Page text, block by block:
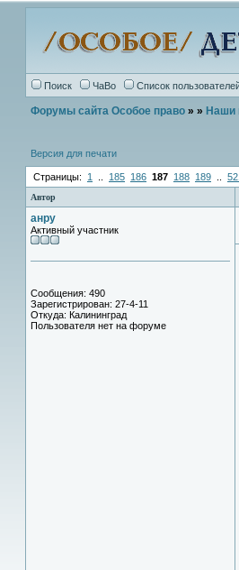
Поиск ЧаВо Список
Форумы сайта Особое право » » Наши
Версия для печати
Страницы: 1 185 186 187 188 189
Автор
анру
Активный участник
Сообщения: 490
Зарегистрирован: 27-4-11
Откуда: Калининград
Пользователя нет на форуме